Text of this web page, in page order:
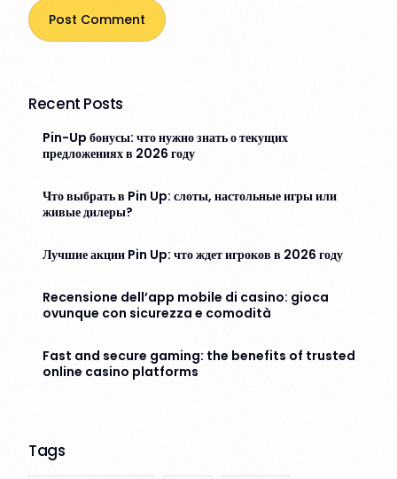
Recent Posts
Pin-Up бонусы: что нужно знать о текущих
предложениях в 2026 году
Что выбрать в Pin Up: слоты, настольные игры или
живые дилеры?
Лучшие акции Pin Up: что ждет игроков в 2026 году
Recensione dell’app mobile di casino: gioca
ovunque con sicurezza e comodità
Fast and secure gaming: the benefits of trusted
online casino platforms
Tags